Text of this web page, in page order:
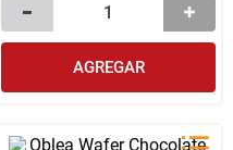
AGREGAR